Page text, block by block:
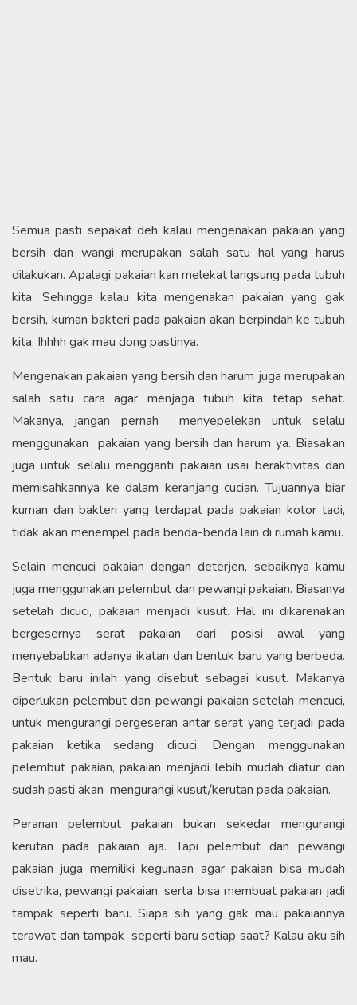
Semua pasti sepakat deh kalau mengenakan pakaian yang
bersih dan wangi merupakan salah satu hal yang harus
dilakukan. Apalagi pakaian kan melekat langsung pada tubuh
kita. Sehingga kalau kita mengenakan pakaian yang gak
bersih, kuman bakteri pada pakaian akan berpindah ke tubuh
kita. Ihhhh gak mau dong pastinya.
Mengenakan pakaian yang bersih dan harum juga merupakan
salah satu cara agar menjaga tubuh kita tetap sehat.
Makanya, jangan pernah menyepelekan untuk selalu
menggunakan pakaian yang bersih dan harum ya. Biasakan
juga untuk selalu mengganti pakaian usai beraktivitas dan
memisahkannya ke dalam keranjang cucian. Tujuannya biar
kuman dan bakteri yang terdapat pada pakaian kotor tadi,
tidak akan menempel pada benda-benda lain di rumah kamu.
Selain mencuci pakaian dengan deterjen, sebaiknya kamu
juga menggunakan pelembut dan pewangi pakaian. Biasanya
setelah dicuci, pakaian menjadi kusut. Hal ini dikarenakan
bergesernya serat pakaian dari posisi awal yang
menyebabkan adanya ikatan dan bentuk baru yang berbeda.
Bentuk baru inilah yang disebut sebagai kusut. Makanya
diperlukan pelembut dan pewangi pakaian setelah mencuci,
untuk mengurangi pergeseran antar serat yang terjadi pada
pakaian ketika sedang dicuci. Dengan menggunakan
pelembut pakaian, pakaian menjadi lebih mudah diatur dan
sudah pasti akan mengurangi kusut/kerutan pada pakaian.
Peranan pelembut pakaian bukan sekedar mengurangi
kerutan pada pakaian aja. Tapi pelembut dan pewangi
pakaian juga memiliki kegunaan agar pakaian bisa mudah
disetrika, pewangi pakaian, serta bisa membuat pakaian jadi
tampak seperti baru. Siapa sih yang gak mau pakaiannya
terawat dan tampak seperti baru setiap saat? Kalau aku sih
mau.